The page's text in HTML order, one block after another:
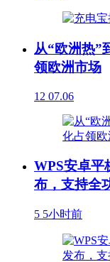
从“欧洲热”
领欧洲市场
12 07.06
WPS安卓平
布，支持全
5 5小时前